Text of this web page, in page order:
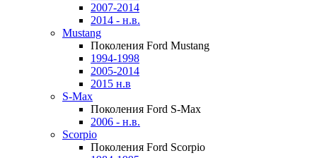
2007-2014
2014 - н.в.
Mustang
Поколения Ford Mustang
1994-1998
2005-2014
2015 н.в
S-Max
Поколения Ford S-Max
2006 - н.в.
Scorpio
Поколения Ford Scorpio